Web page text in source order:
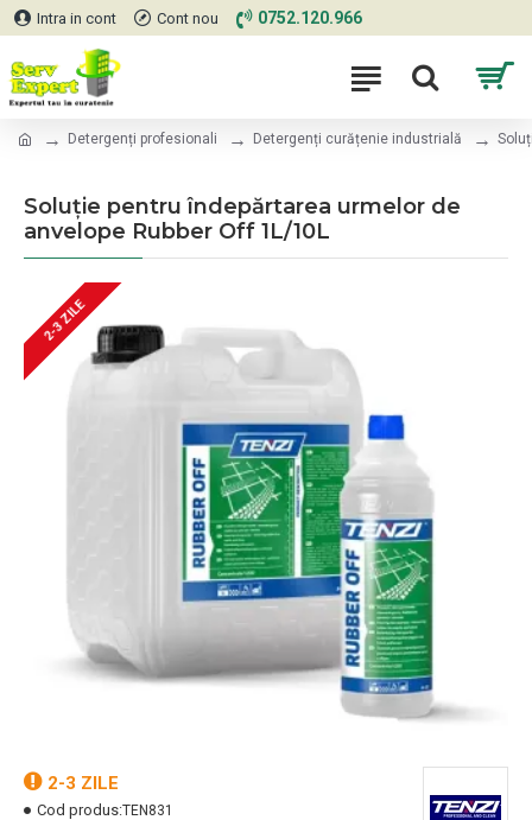
Intra in cont Cont nou 0752.120.966
Detergenți profesionali Detergenți curățenie industrială
Soluție pentru îndepărtarea urmelor de
anvelope Rubber Off 1L/10L
2-3 ZILE
2-3 ZILE
Cod produs:TEN831